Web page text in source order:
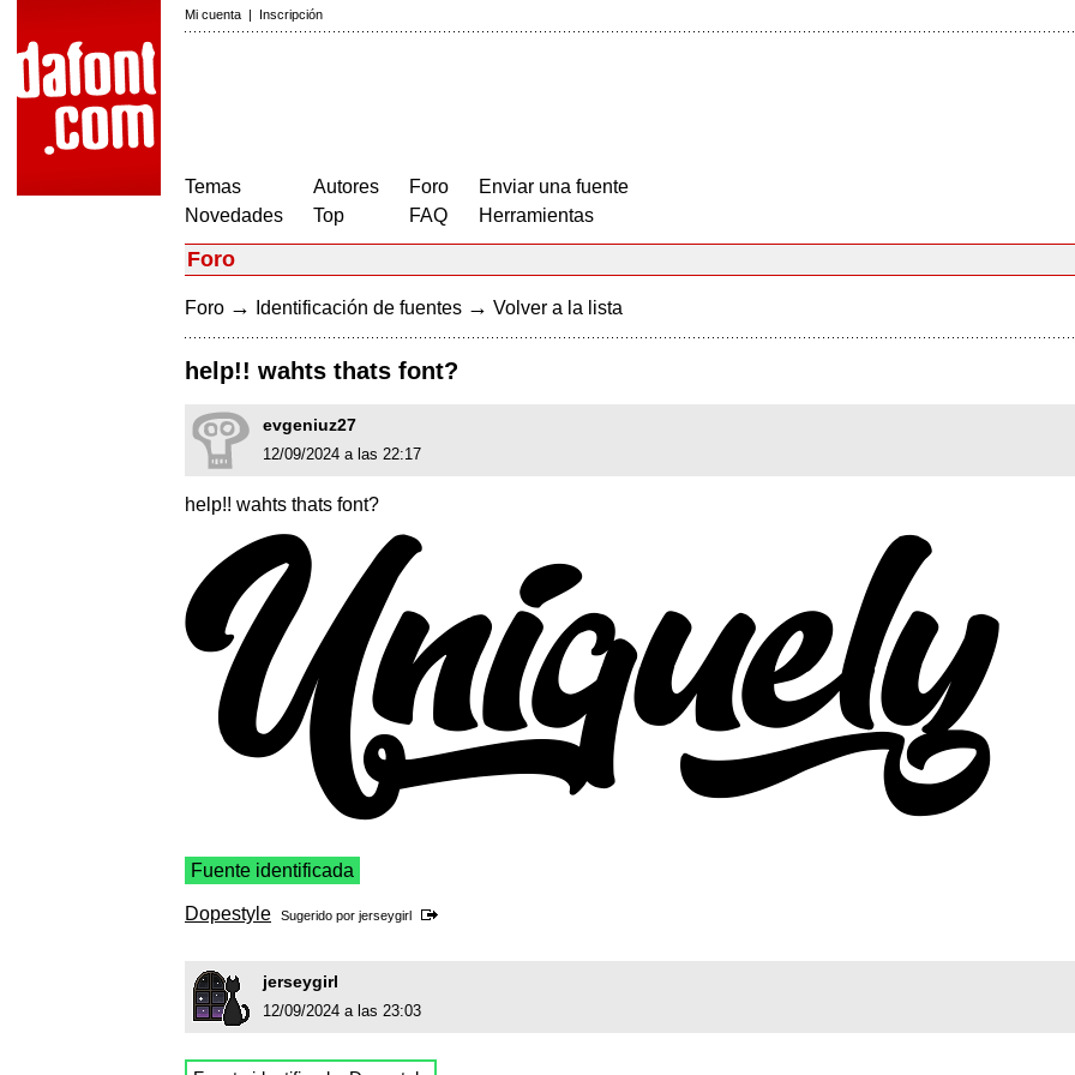
Mi cuenta | Inscripción
Temas
Novedades
Autores
Top
Foro
FAQ
Enviar una fuente
Herramientas
Foro
Foro → Identificación de fuentes → Volver a la lista
help!! wahts thats font?
evgeniuz27
12/09/2024 a las 22:17
help!! wahts thats font?
Fuente identificada
Dopestyle Sugerido por jerseygirl
jerseygirl
12/09/2024 a las 23:03